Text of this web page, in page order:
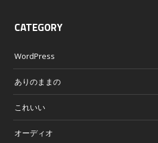
CATEGORY
WordPress
ありのままの
これいい
オーディオ